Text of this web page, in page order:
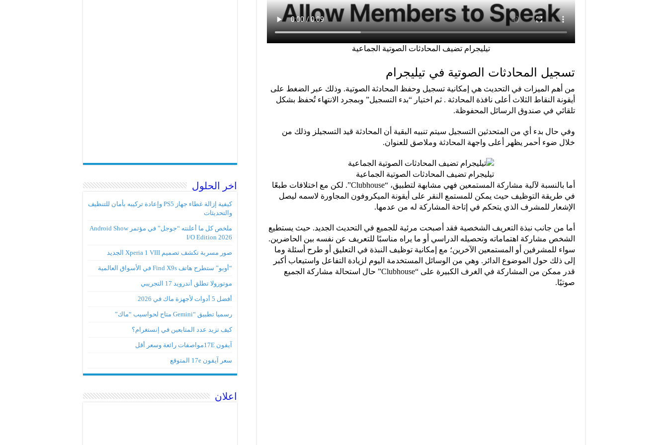
تيليجرام تضيف المحادثات الصوتية الجماعية
تسجيل المحادثات الصوتية في تيليجرام
من أهم الميزات في التحديث هي إمكانية تسجيل وحفظ المحادثة الصوتية. وذلك عبر الضغط على
أيقونة النقاط الثلاث أعلى نافذة المحادثة . ثم اختيار “بدء التسجيل” وبمجرد الانتهاء تُحفظ بشكل
تلقائي في صندوق الرسائل المحفوظة.
وفي حال بدء أي من المتحدثين التسجيل سيتم تنبيه البقية أن المحادثة قيد التسجيلز وذلك من
خلال ضوء أحمر يظهر أعلى واجهة المحادثة وملاصق للعنوان.
تيليجرام تضيف المحادثات الصوتية الجماعية
أما بالنسبة لآلية مشاركة المستمعين فهي مشابهة لتطبيق، “Clubhouse”. لكن مع اختلافات طبعًا
في طريقة التوظيف حيث يمكن للمستمع النقر على أيقونة الميكروفون المجاورة لاسمه ليصل
الإشعار للمشرف الذي يتحكم في إتاحة المشاركة له من عدمها.
أما من جانب نبذة التعريف الشخصية فقد أصبحت مرئية للجميع في التحديث الجديد. حيث يستطيع
الشخص مشاركة اهتماماته وتحصيله الدراسي أو ما يراه مناسبًا للتعريف عن نفسه بين الحاضرين.
سواء للمشرفين أو المستمعين الآخرين؛ مع إمكانية توظيف النبذة في التعليق أو طرح أسئلة وما
إلى ذلك حول الموضوع الدائر. وهي من الوسائل المستخدمة اليوم لزيادة التفاعل واستيعاب أكبر
قدر ممكن من المشاركة في الغرف الكبيرة على “Clubhouse” حال استحالة مشاركة الجميع
صوتيًا.
اخر الحلول
كيفية إزالة غطاء جهاز PS5 وإعادة تركيبه بأمان للتنظيف
والتحديثات
ملخص كل ما أعلنته “جوجل” في مؤتمر Android Show
I/O Edition 2026
صور مسربة تكشف تصميم Xperia 1 VIII الجديد
“أوبو” ستطرح هاتف Find X9s في الأسواق العالمية
موتورولا تطلق أندرويد 17 التجريبي
أفضل 5 أدوات لأجهزة ماك في 2026
رسميا تطبيق “Gemini متاح لحواسيب “ماك”
كيف تزيد عدد المتابعين في إنستغرام؟
آيفون 17Eمواصفات رائعة وسعر أقل
سعر آيفون 17e المتوقع
اعلان